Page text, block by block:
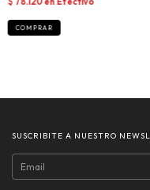
SUSCRIBITE A NUESTRO